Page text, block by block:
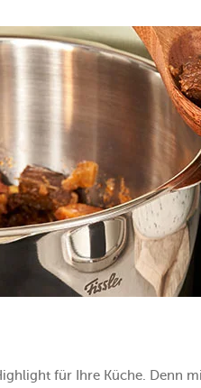
für Ihre Küche. Denn